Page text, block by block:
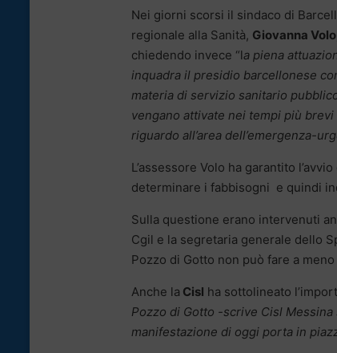
Nei giorni scorsi il sindaco di
regionale alla Sanità, Giovanna
chiedendo invece “la piena
inquadra il presidio barcellonese
materia di servizio sanitario
vengano attivate nei tempi più
riguardo all’area dell’emergenza-
L’assessore Volo ha garantito
determinare i fabbisogni e quindi
Sulla questione erano intervenuti
Cgil e la segretaria generale dello
Pozzo di Gotto non può fare a
Anche la Cisl ha sottolineato
Pozzo di Gotto -scrive Cisl
manifestazione di oggi porta in